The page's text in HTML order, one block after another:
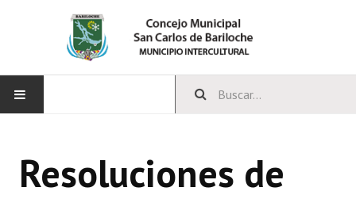
CONCEJO
Resoluciones de